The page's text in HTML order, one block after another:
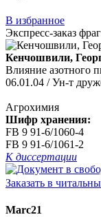
В избранное
Экспресс-заказ
Кенчошвили,
Влияние азотного
06.01.04 / Ун-т
Агрохимия
Шифр хранения:
FB 9 91-6/1060-4
FB 9 91-6/1061-2
К диссертации
Заказать в
Marc21